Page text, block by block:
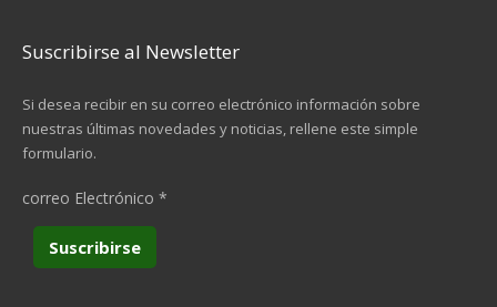
Suscribirse al Newsletter
Si desea recibir en su correo electrónico información sobre
nuestras últimas novedades y noticias, rellene este simple
formulario.
correo Electrónico *